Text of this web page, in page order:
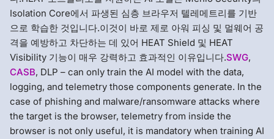
Isolation Core에서 파생된 심층 브라우저 텔레메트리를 기반
으로 학습한 것입니다.이것이 바로 제로 아워 피싱 및 멀웨어 공
격을 예방하고 차단하는 데 있어 HEAT Shield 및 HEAT
Visibility 기능이 매우 강력하고 효과적인 이유입니다.SWG,
CASB, DLP – can only train the AI model with the data,
logging, and telemetry those components generate. In the
case of phishing and malware/ransomware attacks where
the target is the browser, telemetry from inside the
browser is not only useful, it is mandatory when training AI